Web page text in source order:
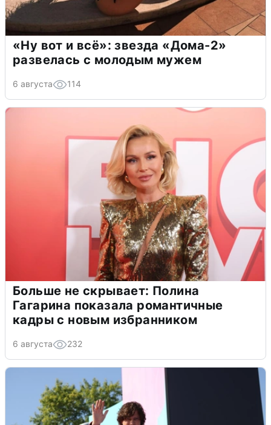
«Ну вот и всё»: звезда «Дома-2»
развелась с молодым мужем
6 августа 114
Больше не скрывает: Полина
Гагарина показала романтичные
кадры с новым избранником
6 августа 232